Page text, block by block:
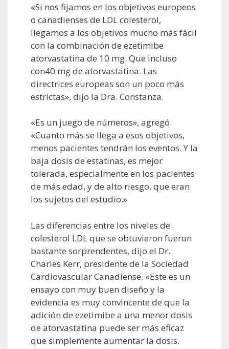
«Si nos fijamos en los objetivos europeos
o canadienses de LDL colesterol,
llegamos a los objetivos mucho más fácil
con la combinación de ezetimibe
atorvastatina de 10 mg. Que incluso
con40 mg de atorvastatina. Las
directrices europeas son un poco más
estrictas», dijo la Dra. Constanza.
«Es un juego de números», agregó.
«Cuanto más se llega a esos objetivos,
menos pacientes tendrán los eventos. Y la
baja dosis de estatinas, es mejor
tolerada, especialmente en los pacientes
de más edad, y de alto riesgo, que eran
los sujetos del estudio.»
Las diferencias entre los niveles de
colesterol LDL que se obtuvieron fueron
bastante sorprendentes, dijo el Dr.
Charles Kerr, presidente de la Sociedad
Cardiovascular Canadiense. «Este es un
ensayo con muy buen diseño y la
evidencia es muy convincente de que la
adición de ezetimibe a una menor dosis
de atorvastatina puede ser más eficaz
que simplemente aumentar la dosis.